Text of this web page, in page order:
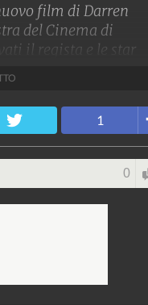
film di Darren
del Cinema di
il regista e le star
foto 1
0